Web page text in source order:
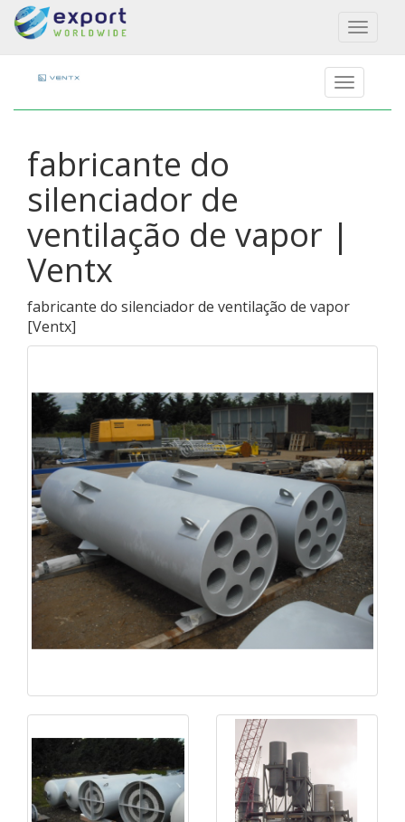
Toggle
fabricante do
silenciador de
ventilação de vapor |
Ventx
fabricante do silenciador de ventilação de vapor
[Ventx]